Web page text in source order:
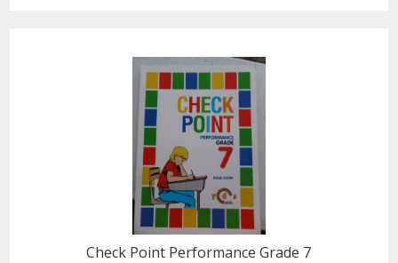
Check Point Performance Grade 7